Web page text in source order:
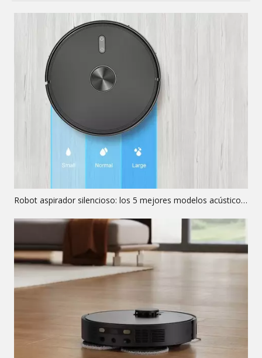
Robot aspirador silencioso: los 5 mejores modelos acústicos clasificados